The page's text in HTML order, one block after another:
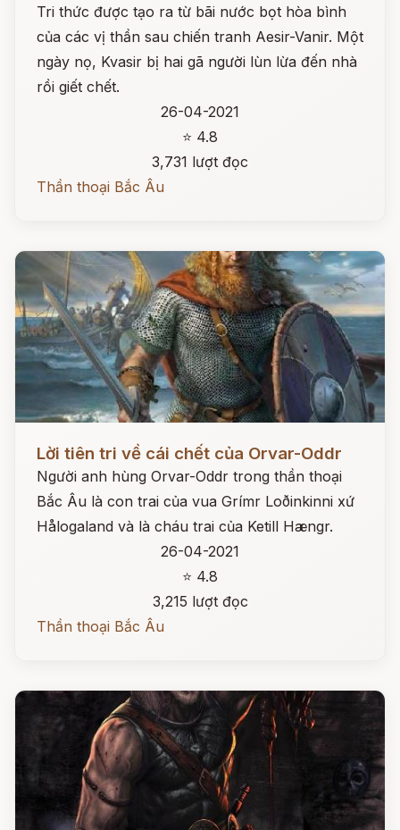
Tri thức được tạo ra từ bãi nước bọt hòa bình
của các vị thần sau chiến tranh Aesir-Vanir. Một
ngày nọ, Kvasir bị hai gã người lùn lừa đến nhà
rồi giết chết.
26-04-2021
⭐ 4.8
3,731 lượt đọc
Thần thoại Bắc Âu
Lời tiên tri về cái chết của Orvar-Oddr
Người anh hùng Orvar-Oddr trong thần thoại
Bắc Âu là con trai của vua Grímr Loðinkinni xứ
Hålogaland và là cháu trai của Ketill Hængr.
26-04-2021
⭐ 4.8
3,215 lượt đọc
Thần thoại Bắc Âu